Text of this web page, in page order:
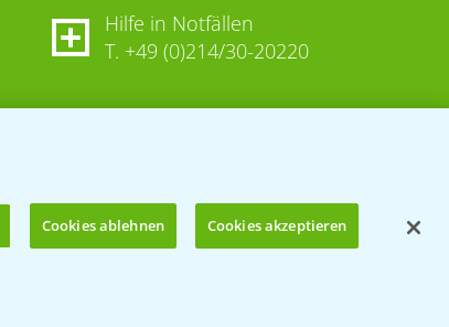
Hilfe in Notfällen
T. +49 (0)214/30-20220
Cookies ablehnen Cookies akzeptieren